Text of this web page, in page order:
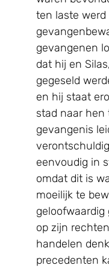
ten laste werd
gevangenen
dat hij en
gegeseld
en hij staat
stad naar hen
gevangenis
eenvoudig in
omdat dit is
moeilijk te
op zijn
handelen
precedenten